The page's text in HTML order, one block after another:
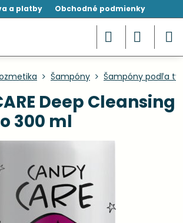
a platby Obchodné podmienky
Šampóny Šampóny podľa
Deep Cleansing
300 ml